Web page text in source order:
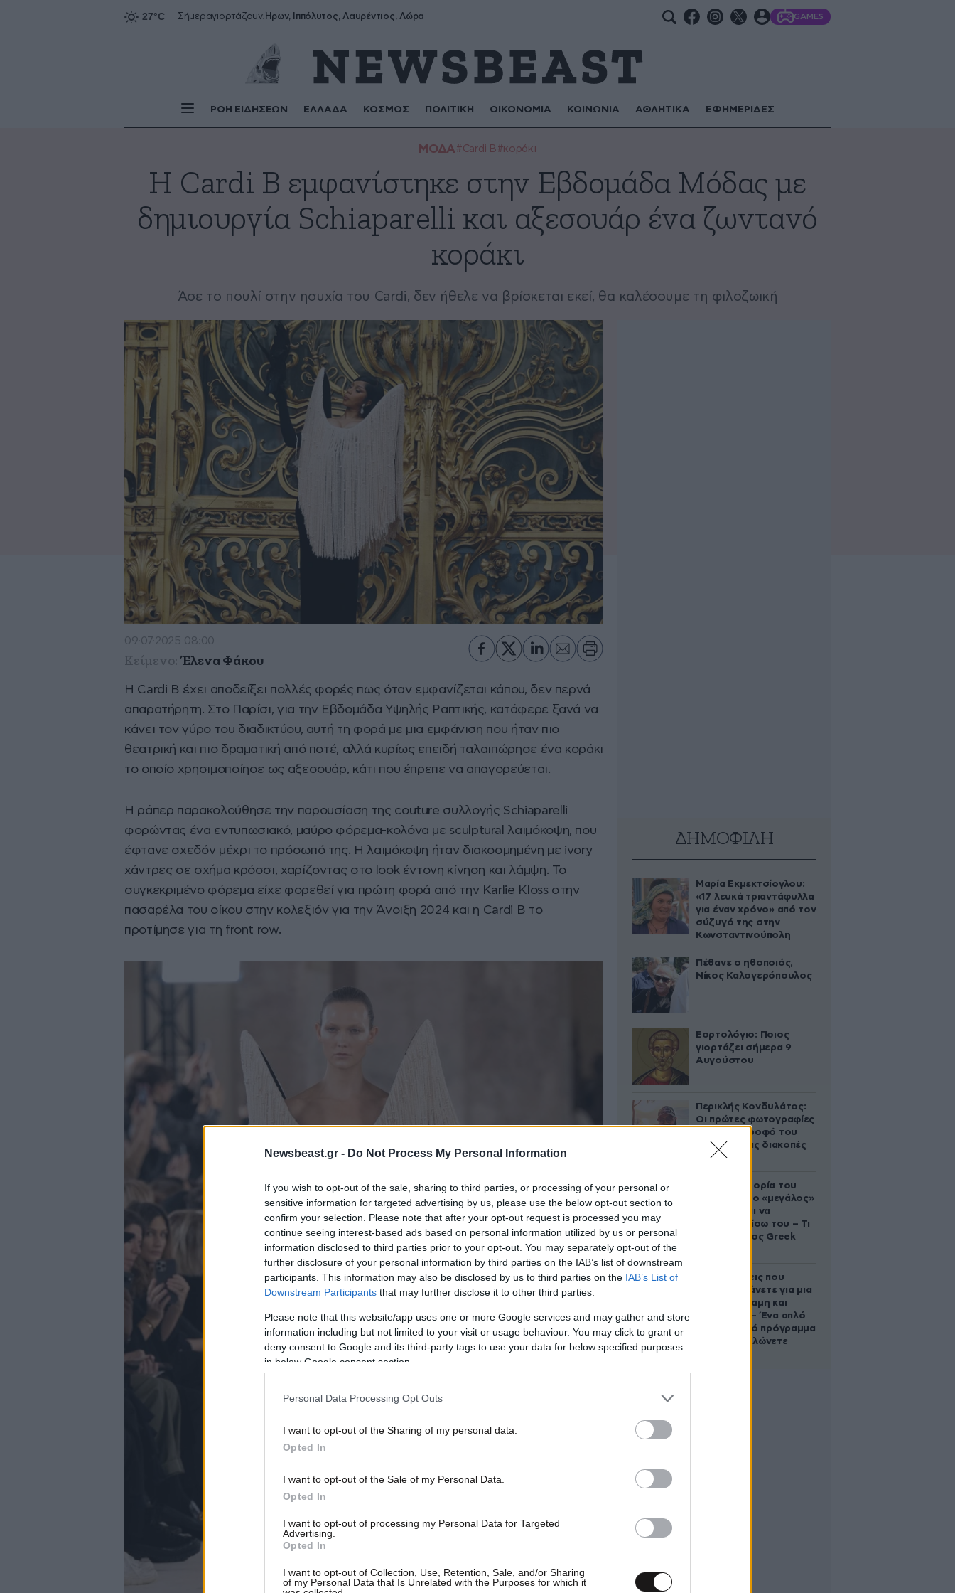
Newsbeast.gr - Do Not Process My Personal Information
If you wish to opt-out of the sale, sharing to third parties, or processing of your personal or
sensitive information for targeted advertising by us, please use the below opt-out section to
confirm your selection. Please note that after your opt-out request is processed you may
continue seeing interest-based ads based on personal information utilized by us or personal
information disclosed to third parties prior to your opt-out. You may separately opt-out of the
further disclosure of your personal information by third parties on the IAB’s list of downstream
participants. This information may also be disclosed by us to third parties on the IAB’s List of
Downstream Participants that may further disclose it to other third parties.
Please note that this website/app uses one or more Google services and may gather and store
information including but not limited to your visit or usage behaviour. You may click to grant or
deny consent to Google and its third-party tags to use your data for below specified purposes
in below Google consent section.
Personal Data Processing Opt Outs
I want to opt-out of the Sharing of my personal data.
Opted In
I want to opt-out of the Sale of my Personal Data.
Opted In
I want to opt-out of processing my Personal Data for Targeted
Advertising.
Opted In
I want to opt-out of Collection, Use, Retention, Sale, and/or Sharing
of my Personal Data that Is Unrelated with the Purposes for which it
Σήμεραγιορτάζουν: Ήρων, Ιππόλυτος, Λαυρέντιος, Λώρα GAMES
ΡΟΗ ΕΙΔΗΣΕΩΝ ΕΛΛΑΔΑ ΚΟΣΜΟΣ ΠΟΛΙΤΙΚΗ ΟΙΚΟΝΟΜΙΑ ΚΟΙΝΩΝΙΑ ΑΘΛΗΤΙΚΑ ΕΦΗΜΕΡΙΔΕΣ
ΜΟΔΑ#Cardi B#κοράκι
H Cardi B εμφανίστηκε στην Εβδομάδα Μόδας με
δημιουργία Schiaparelli και αξεσουάρ ένα ζωντανό
κοράκι
Άσε το πουλί στην ησυχία του Cardi, δεν ήθελε να βρίσκεται εκεί, θα καλέσουμε τη φιλοζωική
09·07·2025 08:00
Κείμενο: Έλενα Φάκου
Η Cardi B έχει αποδείξει πολλές φορές πως όταν εμφανίζεται κάπου, δεν περνά
απαρατήρητη. Στο Παρίσι, για την Εβδομάδα Υψηλής Ραπτικής, κατάφερε ξανά να
κάνει τον γύρο του διαδικτύου, αυτή τη φορά με μια εμφάνιση που ήταν πιο
θεατρική και πιο δραματική από ποτέ, αλλά κυρίως επειδή ταλαιπώρησε ένα κοράκι
το οποίο χρησιμοποίησε ως αξεσουάρ, κάτι που έπρεπε να απαγορεύεται.
Η ράπερ παρακολούθησε την παρουσίαση της couture συλλογής Schiaparelli
φορώντας ένα εντυπωσιακό, μαύρο φόρεμα-κολόνα με sculptural λαιμόκοψη, που
έφτανε σχεδόν μέχρι το πρόσωπό της. Η λαιμόκοψη ήταν διακοσμημένη με ivory
χάντρες σε σχήμα κρόσσι, χαρίζοντας στο look έντονη κίνηση και λάμψη. Το
συγκεκριμένο φόρεμα είχε φορεθεί για πρώτη φορά από την Karlie Kloss στην
πασαρέλα του οίκου στην κολεξιόν για την Άνοιξη 2024 και η Cardi B το
προτίμησε για τη front row.
ΔΗΜΟΦΙΛΗ
Μαρία Εκμεκτσίογλου:
«17 λευκά τριαντάφυλλα
για έναν χρόνο» από τον
σύζυγό της στην
Κωνσταντινούπολη
Πέθανε ο ηθοποιός,
Νίκος Καλογερόπουλος
Εορτολόγιο: Ποιος
γιορτάζει σήμερα 9
Αυγούστου
Περικλής Κονδυλάτος:
Οι πρώτες φωτογραφίες
με τη σύντροφό του
Ελίνα από τις διακοπές
τους
Η αυτοκρατορία του
«Έντικ» και ο «μεγάλος»
που φέρεται να
βρίσκεται πίσω του – Τι
ορίζει ο όρος Greek
Οι 5 ασκήσεις που
πρέπει να κάνετε για μια
ζωή με δύναμη και
αυτονομία – Ένα απλό
αλλά ιδανικό πρόγραμμα
καθώς μεγαλώνετε